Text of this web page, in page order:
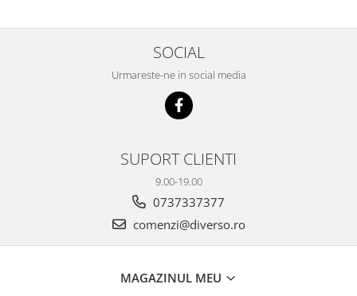
SOCIAL
Urmareste-ne in social media
SUPORT CLIENTI
9.00-19.00
0737337377
comenzi@diverso.ro
MAGAZINUL MEU